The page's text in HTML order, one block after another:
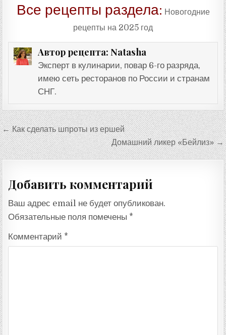
Все рецепты раздела: Новогодние
рецепты на 2025 год
Автор рецепта: Natasha
Эксперт в кулинарии, повар 6-го разряда,
имею сеть ресторанов по России и странам
СНГ.
Навигация
по
записям
← Как сделать шпроты из ершей
Домашний ликер «Бейлиз» →
Добавить комментарий
Ваш адрес email не будет опубликован.
Обязательные поля помечены *
Комментарий *